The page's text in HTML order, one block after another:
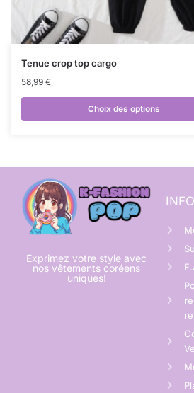
Tenue crop top cargo
58,99 €
Choix des options
Exprimez votre style avec
nos vêtements coréens
uniques!